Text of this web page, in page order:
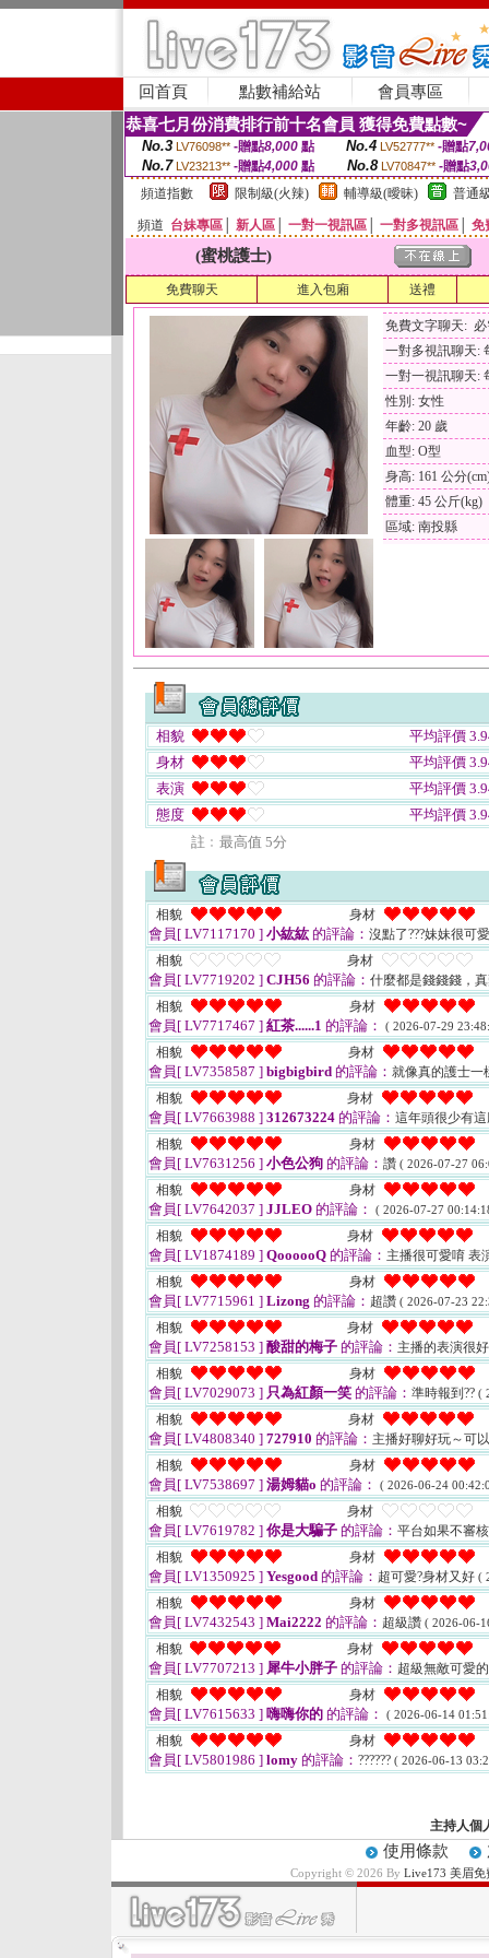
回首頁 點數補給站 會員專區
恭喜七月份消費排行前十名會員 獲得免費點數~
No.3 LV76098** -贈點8,000點 No.4 LV52777** -贈點
No.7 LV23213** -贈點4,000 點 No.8 LV70847** -贈點
頻道指數
限制級(火辣) 輔導級(曖昧) 普通
頻道 台妹專區 新人區 一對一視訊區 一對多視訊區 免
(蜜桃護士)
免費聊天 進入包廂 送禮
免費文字聊天:
一對多視訊聊天:
一對一視訊聊天:
性別: 女性
年齡: 20 歲
血型: O型
身高: 161 公分
體重: 45 公斤(kg)
區域: 南投縣
相貌
平均評價
身材
平均評價
表演
平均評價
態度
平均評價
註﹕最高值 5分
相貌 身材
會員[ LV7117170 ] 小紘紘 的評論： 沒點了???妹妹很可
相貌
身材
會員[ LV7719202 ] CJH56 的評論： 什麼都是錢錢錢，
相貌
身材
會員[ LV7717467 ] 紅茶......1 的評論： ( 2026-07-29
相貌 身材
會員[ LV7358587 ] bigbigbird 的評論： 就像真的護士一
相貌
身材
會員[ LV7663988 ] 312673224 的評論： 這年頭很少有
相貌
身材
會員[ LV7631256 ] 小色公狗 的評論： 讚 ( 2026-07-27
相貌 身材
會員[ LV7642037 ] JJLEO 的評論： ( 2026-07-27
相貌 身材
會員[ LV1874189 ] QoooooQ 的評論： 主播很可愛唷 表
相貌
身材
會員[ LV7715961 ] Lizong 的評論： 超讚 ( 2026-07-23
相貌 身材
會員[ LV7258153 ] 酸甜的梅子 的評論： 主播的表演很
相貌
身材
會員[ LV7029073 ] 只為紅顏一笑 的評論： 準時報到?? (
相貌 身材
會員[ LV4808340 ] 727910 的評論： 主播好聊好玩～可
相貌
身材
會員[ LV7538697 ] 湯姆貓o 的評論： ( 2026-06-24
相貌 身材
會員[ LV7619782 ] 你是大騙子 的評論： 平台如果不審
相貌
身材
會員[ LV1350925 ] Yesgood 的評論： 超可愛?身材又好 (
相貌 身材
會員[ LV7432543 ] Mai2222 的評論： 超級讚 ( 2026-06-
相貌 身材
會員[ LV7707213 ] 犀牛小胖子 的評論： 超級無敵可愛
相貌
身材
會員[ LV7615633 ] 嗨嗨你的 的評論： ( 2026-06-14
相貌 身材
會員[ LV5801986 ] lomy 的評論： ?????? ( 2026-06-13
主持人個
使用條款
Copyright © 2026 By Live173 美眉